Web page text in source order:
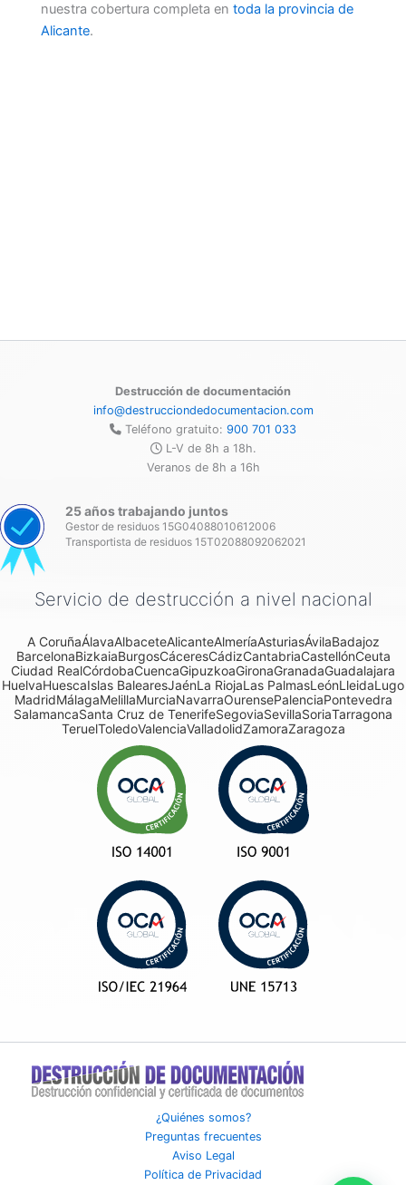
nuestra cobertura completa en toda la provincia de
Alicante.
Destrucción de documentación
info@destrucciondedocumentacion.com
Teléfono gratuito: 900 701 033
L-V de 8h a 18h.
Veranos de 8h a 16h
25 años trabajando juntos
Gestor de residuos 15G04088010612006
Transportista de residuos 15T02088092062021
Servicio de destrucción a nivel nacional
A CoruñaÁlavaAlbaceteAlicanteAlmeríaAsturiasÁvilaBadajoz
BarcelonaBizkaiaBurgosCáceresCádizCantabriaCastellónCeuta
Ciudad RealCórdobaCuencaGipuzkoaGironaGranadaGuadalajara
HuelvaHuescaIslas BalearesJaénLa RiojaLas PalmasLeónLleidaLugo
MadridMálagaMelillaMurciaNavarraOurensePalenciaPontevedra
SalamancaSanta Cruz de TenerifeSegoviaSevillaSoriaTarragona
TeruelToledoValenciaValladolidZamoraZaragoza
¿Quiénes somos?
Preguntas frecuentes
Aviso Legal
Política de Privacidad